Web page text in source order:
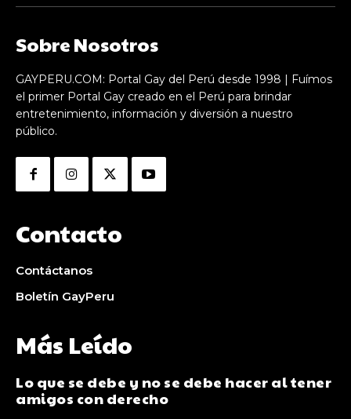
Sobre Nosotros
GAYPERU.COM: Portal Gay del Perú desde 1998 | Fuímos
el primer Portal Gay creado en el Perú para brindar
entretenimiento, información y diversión a nuestro
público.
Contacto
Contáctanos
Boletín GayPeru
Más Leído
Lo que se debe y no se debe hacer al tener
amigos con derecho